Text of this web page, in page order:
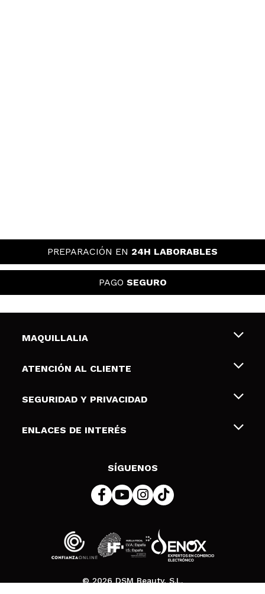
PREPARACIÓN EN 24H LABORABLES
PAGO SEGURO
MAQUILLALIA
Sobre nosotros
Tarjetas de Regalo
ATENCIÓN AL CLIENTE
Envíos y devoluciones
Formas de pago
SEGURIDAD Y PRIVACIDAD
Terminos y condiciones de uso
Política de cookies
ENLACES DE INTERÉS
SÍGUENOS
© 2026 DSM Beauty, S.L.